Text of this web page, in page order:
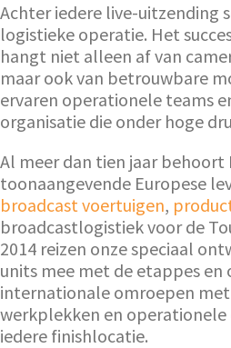
Achter iedere live-uitzending
logistieke operatie. Het
hangt niet alleen af van
maar ook van betrouwbare
ervaren operationele teams
organisatie die onder hoge
Al meer dan tien jaar
toonaangevende Europese
broadcast voertuigen,
broadcastlogistiek voor de
2014 reizen onze speciaal
units mee met de etappes en
internationale omroepen
werkplekken en
iedere finishlocatie.